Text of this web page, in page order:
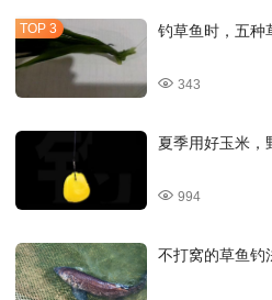
钓草鱼时，五种
343
夏季用好玉米，
994
不打窝的草鱼钓